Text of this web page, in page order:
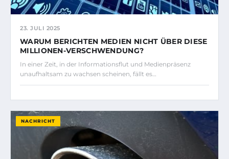
23. JULI 2025
WARUM BERICHTEN MEDIEN NICHT ÜBER DIESE
MILLIONEN-VERSCHWENDUNG?
In einer Zeit, in der Informationsflut und Medienpräsenz
unaufhaltsam zu wachsen scheinen, fällt es…
NACHRICHT